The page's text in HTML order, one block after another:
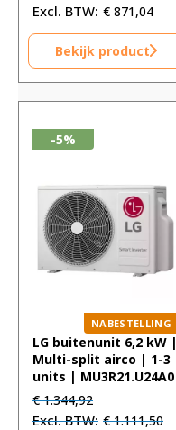
€ 871,04
Bekijk product
-5%
NABESTELLING
LG buitenunit 6,2 kW |
Multi-split airco | 1-3
units | MU3R21.U24A0
Oorspronkelijke
prijs
€1.344,92Huidige
prijs
€1.111,50